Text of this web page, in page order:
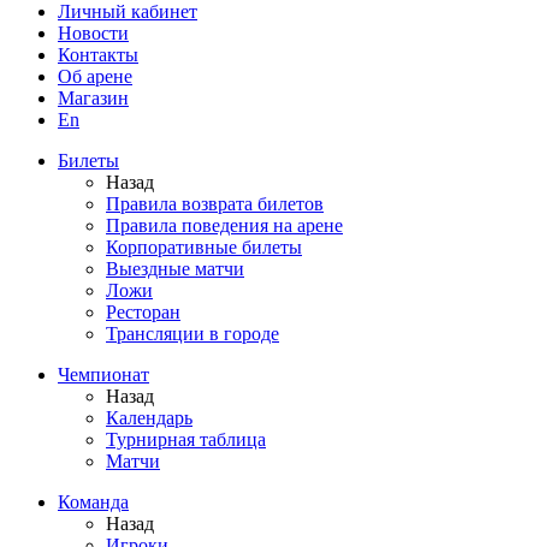
Личный кабинет
Новости
Контакты
Об арене
Магазин
En
Билеты
Назад
Правила возврата билетов
Правила поведения на арене
Корпоративные билеты
Выездные матчи
Ложи
Ресторан
Трансляции в городе
Чемпионат
Назад
Календарь
Турнирная таблица
Матчи
Команда
Назад